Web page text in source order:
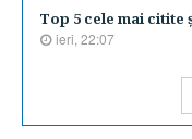
Top 5 cele mai citite
ieri, 22:07